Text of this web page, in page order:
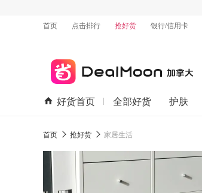
首页
点击排行 抢好货 银行/信用卡
好货首页 全部好货 护肤
首页 抢好货 家居生活